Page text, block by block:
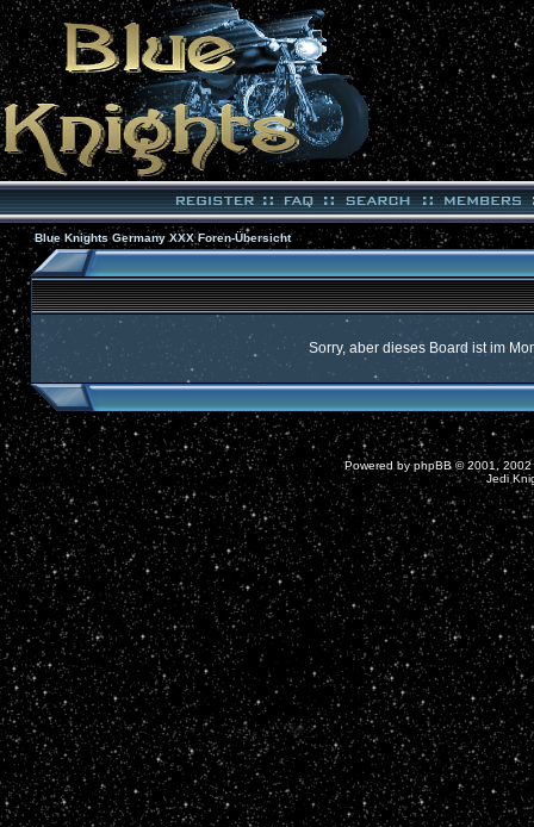
Blue Knights Germany XXX Foren-Übersicht
Sorry, aber dieses Board ist im
Powered byphpBB© 2001, 2002
Jedi